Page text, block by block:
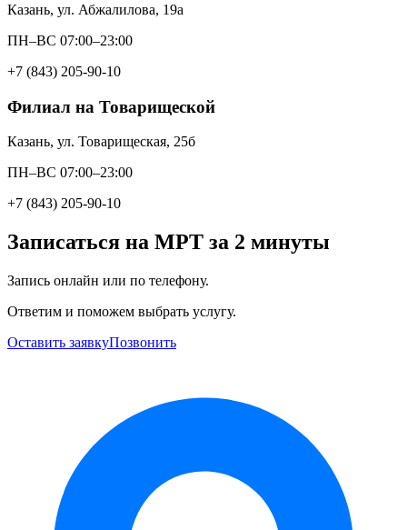
Казань, ул. Абжалилова, 19а
ПН–ВС 07:00–23:00
+7 (843) 205-90-10
Филиал на Товарищеской
Казань, ул. Товарищеская, 25б
ПН–ВС 07:00–23:00
+7 (843) 205-90-10
Записаться на МРТ за 2 минуты
Запись онлайн или по телефону.
Ответим и поможем выбрать услугу.
Оставить заявкуПозвонить